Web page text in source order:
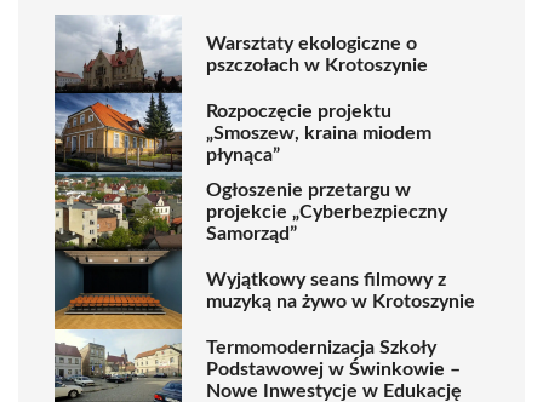
Warsztaty ekologiczne o
pszczołach w Krotoszynie
Rozpoczęcie projektu
„Smoszew, kraina miodem
płynąca”
Ogłoszenie przetargu w
projekcie „Cyberbezpieczny
Samorząd”
Wyjątkowy seans filmowy z
muzyką na żywo w Krotoszynie
Termomodernizacja Szkoły
Podstawowej w Świnkowie –
Nowe Inwestycje w Edukację